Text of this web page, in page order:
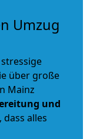
Umzug
über große
Mainz
und
alles